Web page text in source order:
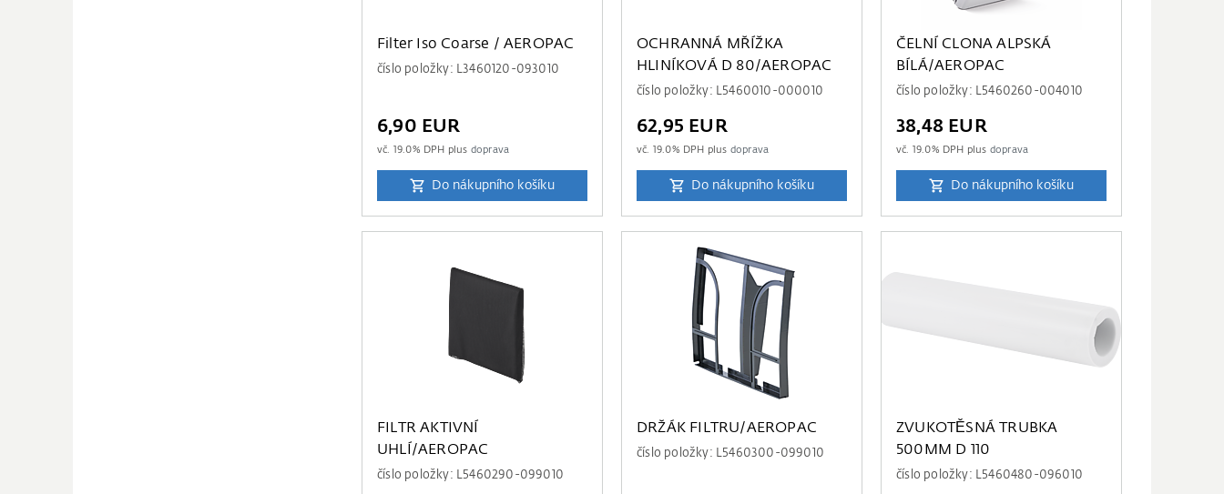
Filter Iso Coarse / AEROPAC
číslo položky: L3460120-093010
6,90 EUR
vč. 19.0% DPH plus doprava
Do nákupního košíku
OCHRANNÁ MŘÍŽKA
HLINÍKOVÁ D 80/AEROPAC
číslo položky: L5460010-000010
62,95 EUR
vč. 19.0% DPH plus doprava
Do nákupního košíku
ČELNÍ CLONA ALPSKÁ
BÍLÁ/AEROPAC
číslo položky: L5460260-004010
38,48 EUR
vč. 19.0% DPH plus doprava
Do nákupního košíku
FILTR AKTIVNÍ
UHLÍ/AEROPAC
číslo položky: L5460290-099010
DRŽÁK FILTRU/AEROPAC
číslo položky: L5460300-099010
ZVUKOTĚSNÁ TRUBKA
500MM D 110
číslo položky: L5460480-096010